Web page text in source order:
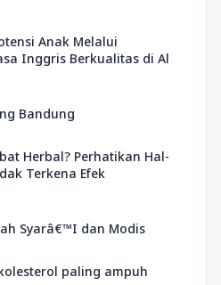
Anak Melalui
Inggris Berkualitas di Al
Bandung
Herbal? Perhatikan Hal-
Terkena Efek
Syarâ€™I dan Modis
paling ampuh